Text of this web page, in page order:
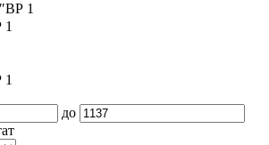
1
1
1
до